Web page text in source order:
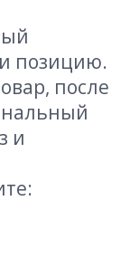
позицию.
после
и